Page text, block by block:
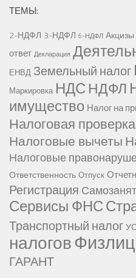
ТЕМЫ:
2-НДФЛ 3-НДФЛ 6-НДФЛ Акцизы
ответ Декларация
ЕНВД Земельный налог
Маркировка НДС НДФЛ
имущество Налог на
Налоговая проверка
Налоговые вычеты
Налоговые
Ответственность Отпуск
Регистрация
Сервисы ФНС
Транспортный налог
налогов
ГАРАНТ